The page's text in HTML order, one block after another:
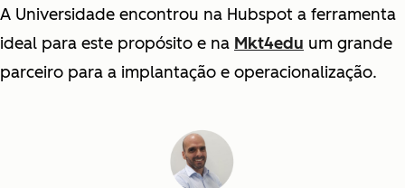
A Universidade encontrou na Hubspot a ferramenta
ideal para este propósito e na Mkt4edu um grande
parceiro para a implantação e operacionalização.